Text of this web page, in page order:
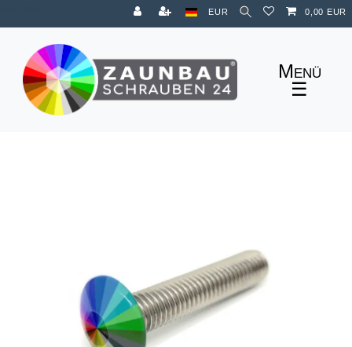
EUR 0,00 EUR
☰